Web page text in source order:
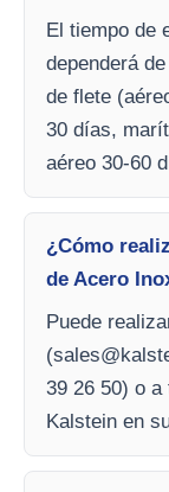
El tiempo de
dependerá
de flete
30 días,
aéreo 30-60
¿Cómo
de Acero
Puede
(
39 26 50) o
Kalstein en